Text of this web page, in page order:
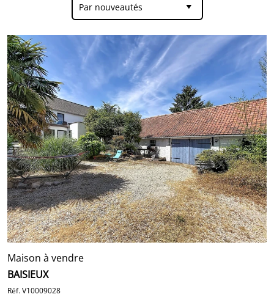
Par nouveautés
Maison à vendre
BAISIEUX
Réf. V10009028